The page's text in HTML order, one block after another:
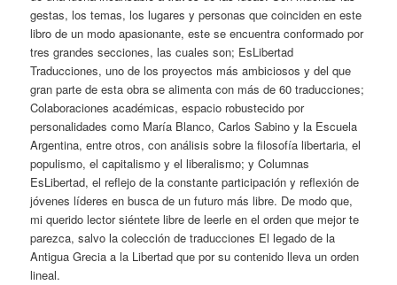
gestas, los temas, los lugares y personas que coinciden en este
libro de un modo apasionante, este se encuentra conformado por
tres grandes secciones, las cuales son; EsLibertad
Traducciones, uno de los proyectos más ambiciosos y del que
gran parte de esta obra se alimenta con más de 60 traducciones;
Colaboraciones académicas, espacio robustecido por
personalidades como María Blanco, Carlos Sabino y la Escuela
Argentina, entre otros, con análisis sobre la filosofía libertaria, el
populismo, el capitalismo y el liberalismo; y Columnas
EsLibertad, el reflejo de la constante participación y reflexión de
jóvenes líderes en busca de un futuro más libre. De modo que,
mi querido lector siéntete libre de leerle en el orden que mejor te
parezca, salvo la colección de traducciones El legado de la
Antigua Grecia a la Libertad que por su contenido lleva un orden
lineal.